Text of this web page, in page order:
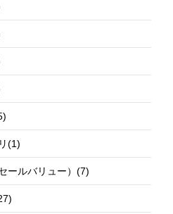
(1)
ールバリュー）(7)